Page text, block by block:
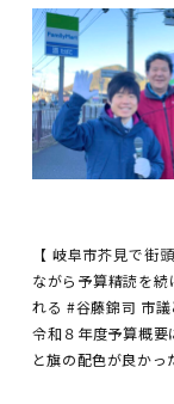
【 岐阜市芥見で
ながら予算精読を
れる #谷藤錦司 市
令和８年度予算概
と旗の配色が良かっ